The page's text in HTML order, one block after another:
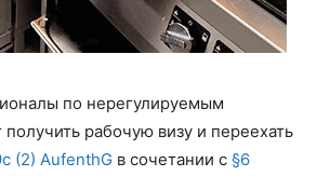
по нерегулируемым
рабочую визу и переехать
(2) AufenthG в сочетании с §6